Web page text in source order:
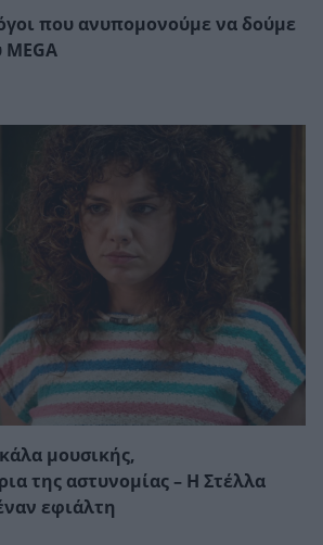
που ανυπομονούμε να δούμε
MEGA
μουσικής,
της αστυνομίας – Η Στέλλα
εφιάλτη